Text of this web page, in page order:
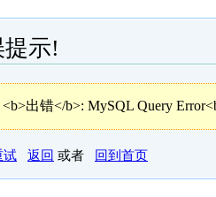
示!
出错</b>: MySQL Query
试 返回 或者 回到首页